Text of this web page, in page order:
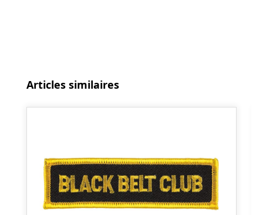
Ignorer la galerie de produits
Articles similaires